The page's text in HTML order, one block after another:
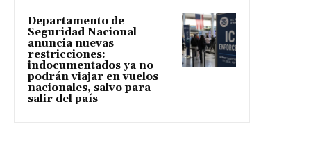
Departamento de
Seguridad Nacional
anuncia nuevas
restricciones:
indocumentados ya no
podrán viajar en vuelos
nacionales, salvo para
salir del país